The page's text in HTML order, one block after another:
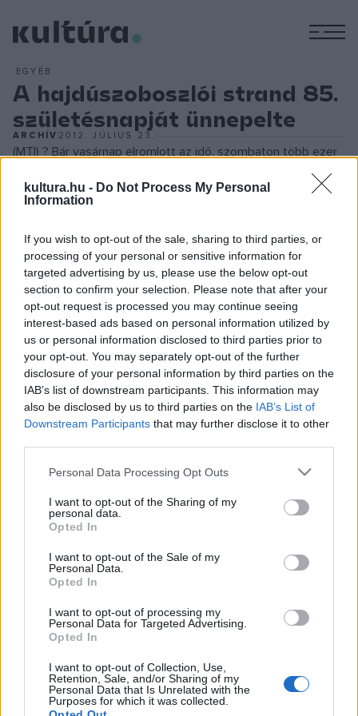
kultura.hu - Do Not Process My Personal
Information
If you wish to opt-out of the sale, sharing to third parties, or
processing of your personal or sensitive information for
targeted advertising by us, please use the below opt-out
section to confirm your selection. Please note that after your
opt-out request is processed you may continue seeing
interest-based ads based on personal information utilized by
us or personal information disclosed to third parties prior to
your opt-out. You may separately opt-out of the further
disclosure of your personal information by third parties on the
IAB’s list of downstream participants. This information may
also be disclosed by us to third parties on the IAB’s List of
Downstream Participants that may further disclose it to other
Please note that this website/app uses one or more Google
not limited to your visit or usage behaviour. You may click to
grant or deny consent to Google and its third-party tags to
use your data for below specified purposes in below Google
consent section.
Personal Data Processing Opt Outs
I want to opt-out of the Sharing of my
personal data.
Opted In
I want to opt-out of the Sale of my
Personal Data.
Opted In
I want to opt-out of processing my
Personal Data for Targeted Advertising.
Opted In
I want to opt-out of Collection, Use,
Retention, Sale, and/or Sharing of my
Personal Data that Is Unrelated with the
Purposes for which it was collected.
EGYÉB
A hajdúszoboszlói strand 85.
születésnapját ünnepelte
ARCHÍV2012. JÚLIUS 23.
(MTI) ? Bár vasárnap elromlott az idő, szombaton több ezer
látogatója volt a nemzetközi hírű strandnak, közülük több
százan vettek részt a születésnapi partin is ? tette hozzá
A Hajdúság szépe verseny 16 döntőse közül a 20 éves
debreceniSzékely Cintianyerte el a koronát,
udvarhölgyeivé a 16 évesTóth Daniellát és a 20 éves
Tatár Viktóriá t választották. A Hungarospa Online
szavazásának közönségdíjasa a 17 éves Hámori Fruzsina
lett.
A születésnapi bulitGeszti Péterés zenekara, a Gringó
Sztár műsora zárta Hajdúszoboszlón.
PROGRAM